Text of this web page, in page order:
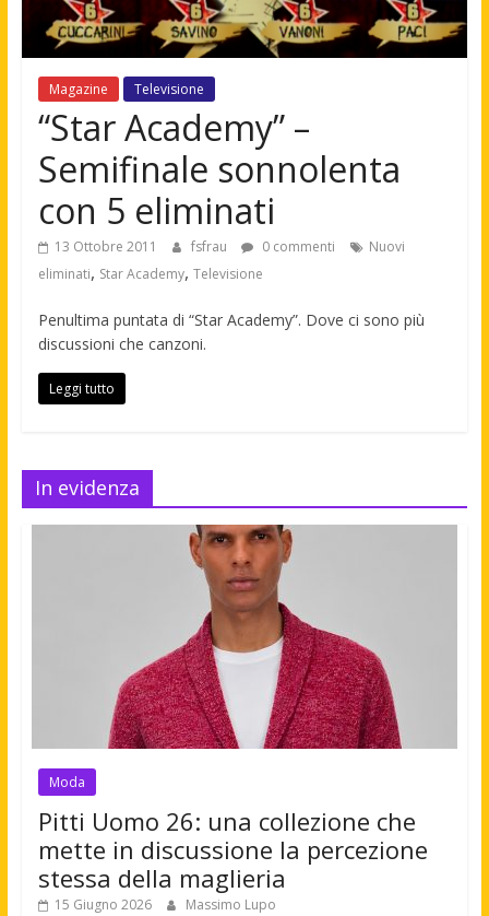
Magazine Televisione
“Star Academy” –
Semifinale sonnolenta
con 5 eliminati
13 Ottobre 2011 fsfrau 0 commenti
Nuovi
eliminati, Star Academy, Televisione
Penultima puntata di “Star Academy”. Dove ci sono più
discussioni che canzoni.
Leggi tutto
In evidenza
Moda
Pitti Uomo 26: una collezione che
mette in discussione la percezione
stessa della maglieria
15 Giugno 2026 Massimo Lupo